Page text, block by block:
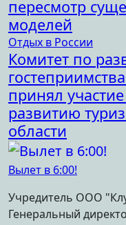
пересмотр
моделей
Отдых в России
Комитет по
принял
развитию
области
Вылет в 6:00!
Учредитель ООО
Генеральный